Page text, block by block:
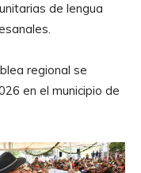
de lengua
regional se
en el municipio de